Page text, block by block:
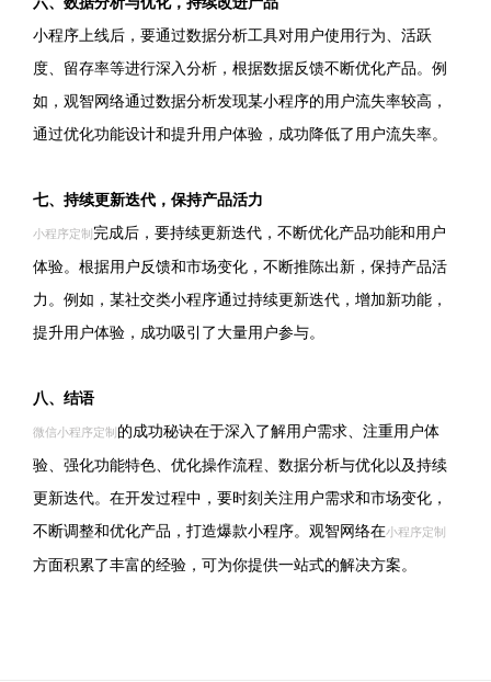
小程序上线后，要通过数据分析工具对用户使用行为、活跃
度、留存率等进行深入分析，根据数据反馈不断优化产品。例
如，观智网络通过数据分析发现某小程序的用户流失率较高，
通过优化功能设计和提升用户体验，成功降低了用户流失率。
七、持续更新迭代，保持产品活力
小程序定制 完成后，要持续更新迭代，不断优化产品功能和用户
体验。根据用户反馈和市场变化，不断推陈出新，保持产品活
力。例如，某社交类小程序通过持续更新迭代，增加新功能，
提升用户体验，成功吸引了大量用户参与。
八、结语
微信小程序定制 的成功秘诀在于深入了解用户需求、注重用户体
验、强化功能特色、优化操作流程、数据分析与优化以及持续
更新迭代。在开发过程中，要时刻关注用户需求和市场变化，
不断调整和优化产品，打造爆款小程序。观智网络在小程序定制
方面积累了丰富的经验，可为你提供一站式的解决方案。